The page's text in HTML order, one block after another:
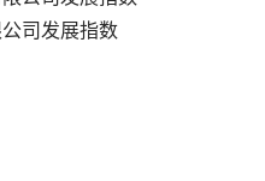
司发展指数